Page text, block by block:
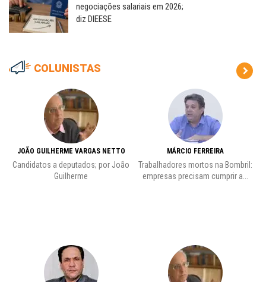
negociações salariais em 2026;
diz DIEESE
COLUNISTAS
JOÃO GUILHERME VARGAS NETTO
Candidatos a deputados; por João
Guilherme
MÁRCIO FERREIRA
Trabalhadores mortos na Bombril:
empresas precisam cumprir a...